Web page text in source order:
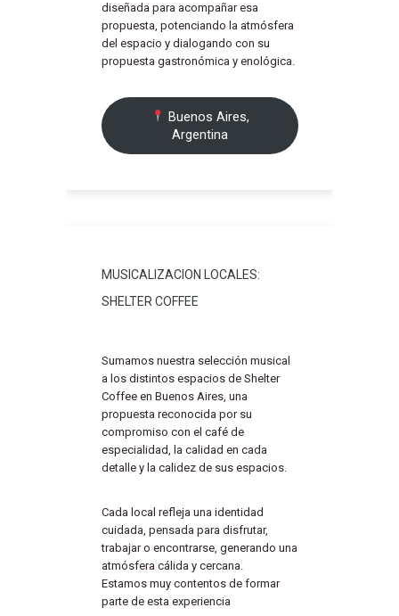
diseñada para acompañar esa
propuesta, potenciando la atmósfera
del espacio y dialogando con su
propuesta gastronómica y enológica.
Buenos Aires,
Argentina
MUSICALIZACION LOCALES:
SHELTER COFFEE
Sumamos nuestra selección musical
a los distintos espacios de Shelter
Coffee en Buenos Aires, una
propuesta reconocida por su
compromiso con el café de
especialidad, la calidad en cada
detalle y la calidez de sus espacios.
Cada local refleja una identidad
cuidada, pensada para disfrutar,
trabajar o encontrarse, generando una
atmósfera cálida y cercana.
Estamos muy contentos de formar
parte de esta experiencia